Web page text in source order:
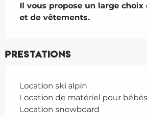
Il vous propose un large choix
et de vêtements.
Prestations
Location ski alpin
Location de matériel pour
Location snowboard